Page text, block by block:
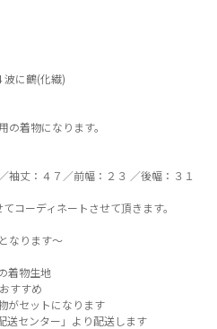
波に鶴(化繊)
の着物になります。
丈：４７／前幅：２３ ／後幅：３１
コーディネートさせて頂きます。
なります～
着物生地
すすめ
がセットになります
送センター」より配送します